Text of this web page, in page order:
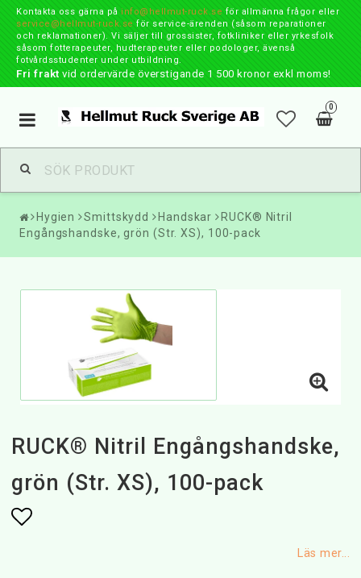
Kontakta oss gärna på info@hellmut-ruck.se för allmänna frågor eller
service@hellmut-ruck.se för service-ärenden (såsom reparationer
och reklamationer). Vi säljer till grossister, fotkliniker eller yrkesfolk
såsom fotterapeuter, hudterapeuter eller podologer, ävenså
fotvårdsstudenter under utbildning.
Fri frakt vid ordervärde överstigande 1 500 kronor exkl moms!
0
Toggle
navigation
Hygien Smittskydd Handskar
RUCK® Nitril
Engångshandske, grön (Str. XS), 100-pack
RUCK® Nitril Engångshandske,
grön (Str. XS), 100-pack
Läs mer...